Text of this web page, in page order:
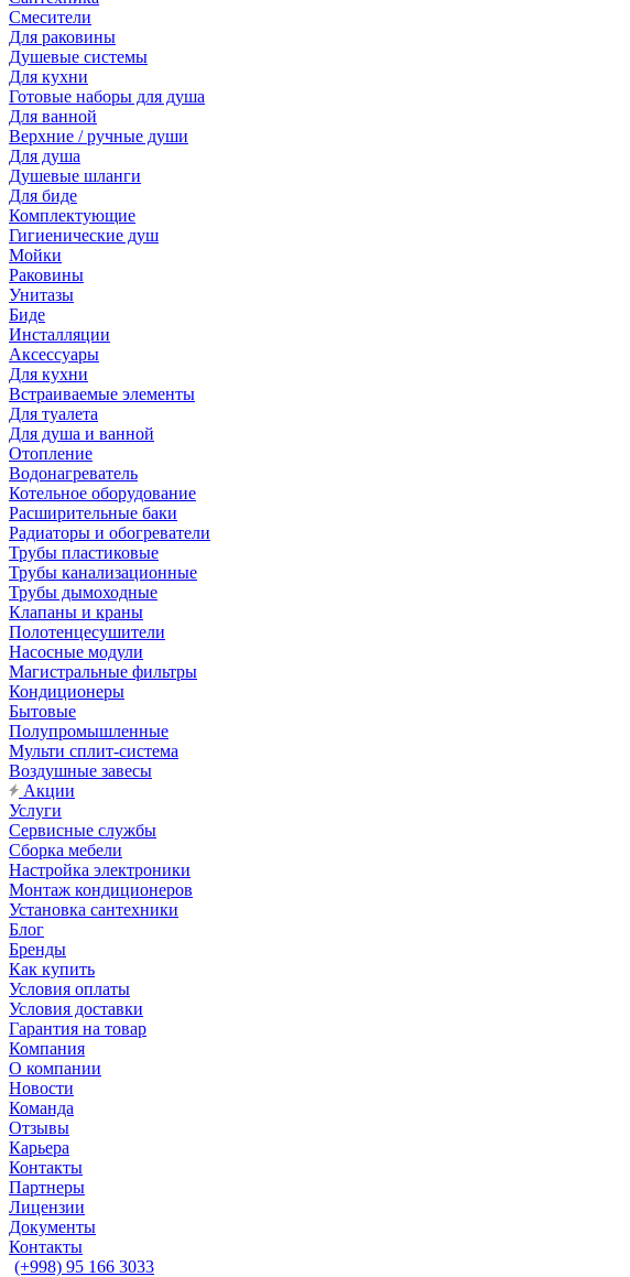
Смесители
Для раковины
Душевые системы
Для кухни
Готовые наборы для душа
Для ванной
Верхние / ручные души
Для душа
Душевые шланги
Для биде
Комплектующие
Гигиенические душ
Мойки
Раковины
Унитазы
Биде
Инсталляции
Аксессуары
Для кухни
Встраиваемые элементы
Для туалета
Для душа и ванной
Отопление
Водонагреватель
Котельное оборудование
Расширительные баки
Радиаторы и обогреватели
Трубы пластиковые
Трубы канализационные
Трубы дымоходные
Клапаны и краны
Полотенцесушители
Насосные модули
Магистральные фильтры
Кондиционеры
Бытовые
Полупромышленные
Мульти сплит-система
Воздушные завесы
Акции
Услуги
Сервисные службы
Сборка мебели
Настройка электроники
Монтаж кондиционеров
Установка сантехники
Блог
Бренды
Как купить
Условия оплаты
Условия доставки
Гарантия на товар
Компания
О компании
Новости
Команда
Отзывы
Карьера
Контакты
Партнеры
Лицензии
Документы
Контакты
(+998) 95 166 3033